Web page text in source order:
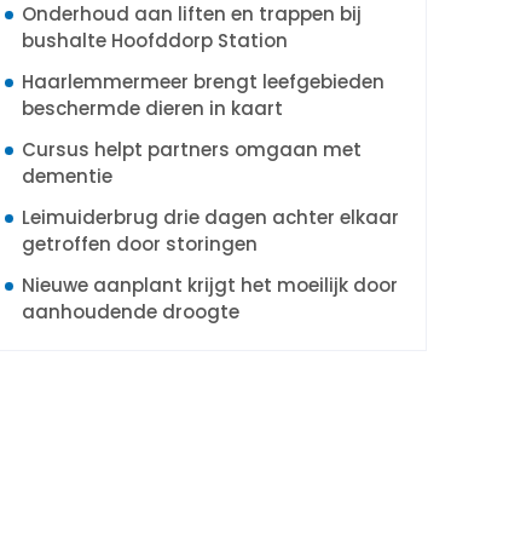
Onderhoud aan liften en trappen bij
bushalte Hoofddorp Station
Haarlemmermeer brengt leefgebieden
beschermde dieren in kaart
Cursus helpt partners omgaan met
dementie
Leimuiderbrug drie dagen achter elkaar
getroffen door storingen
Nieuwe aanplant krijgt het moeilijk door
aanhoudende droogte